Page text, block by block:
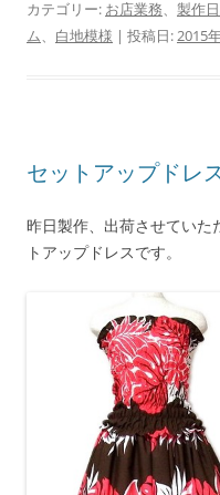
カテゴリー: お店業務、 製作
ム、 白地模様 | 投稿日:2015
セットアップドレ
昨日製作、出荷させていた
トアップドレスです。